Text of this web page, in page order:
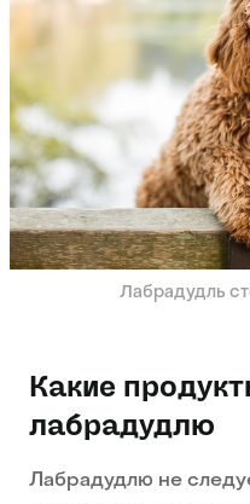
Лабрадудль
Какие
лабрадудлю
Лабрадудлю не